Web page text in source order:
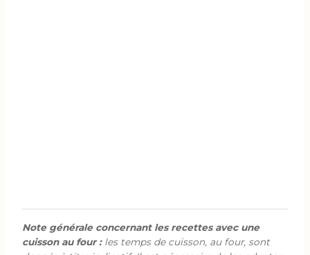
Note générale concernant les recettes avec une
cuisson au four :les temps de cuisson, au four, sont